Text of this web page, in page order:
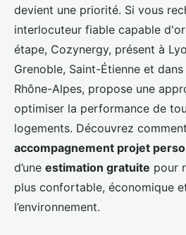
devient une priorité. Si vous
interlocuteur fiable capable
étape, Cozynergy, présent à
Grenoble, Saint-Étienne et
Rhône-Alpes, propose une
optimiser la performance de
logements. Découvrez
accompagnement projet
d’une estimation gratuite pour
plus confortable, économique
l’environnement.